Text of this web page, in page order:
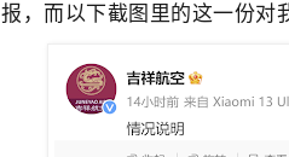
报，而以下截图里的这一份对